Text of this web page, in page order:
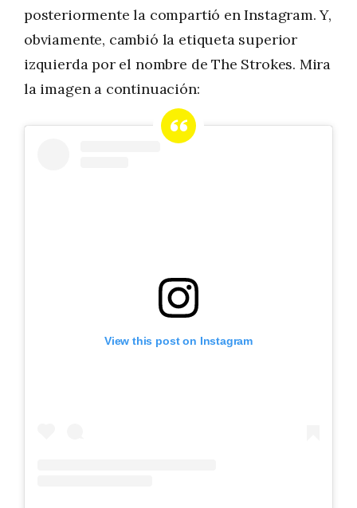
posteriormente la compartió en Instagram. Y,
obviamente, cambió la etiqueta superior
izquierda por el nombre de The Strokes. Mira
la imagen a continuación:
View this post on Instagram